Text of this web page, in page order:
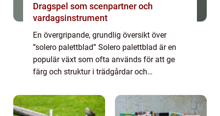
Dragspel som scenpartner och
vardagsinstrument
En övergripande, grundlig översikt över
”solero palettblad” Solero palettblad är en
populär växt som ofta används för att ge
färg och struktur i trädgårdar och
bladstrukturer och färgspektrum har solero
palett...